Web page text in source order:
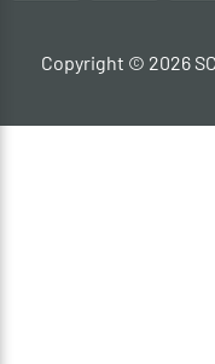
Copyright © 2026